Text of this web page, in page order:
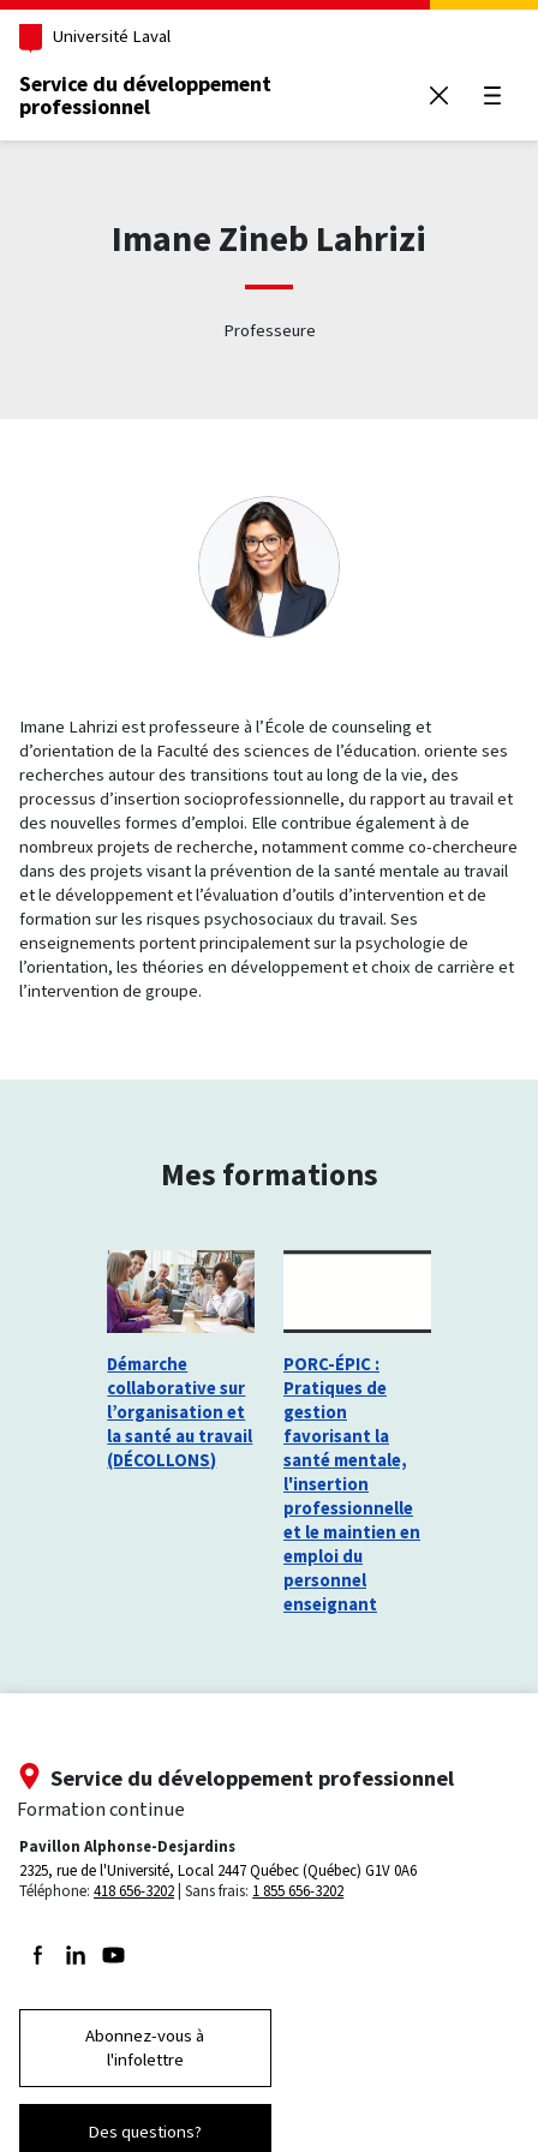
Aller au contenu principal
Université Laval
Service du développement
professionnel
Imane Zineb Lahrizi
Professeure
Imane Lahrizi est professeure à l’École de counseling et
d’orientation de la Faculté des sciences de l’éducation. oriente ses
recherches autour des transitions tout au long de la vie, des
processus d’insertion socioprofessionnelle, du rapport au travail et
des nouvelles formes d’emploi. Elle contribue également à de
nombreux projets de recherche, notamment comme co-chercheure
dans des projets visant la prévention de la santé mentale au travail
et le développement et l’évaluation d’outils d’intervention et de
formation sur les risques psychosociaux du travail. Ses
enseignements portent principalement sur la psychologie de
l’orientation, les théories en développement et choix de carrière et
l’intervention de groupe.
Mes formations
Démarche
collaborative sur
l’organisation et
la santé au travail
(DÉCOLLONS)
PORC-ÉPIC :
Pratiques de
gestion
favorisant la
santé mentale,
l'insertion
professionnelle
et le maintien en
emploi du
personnel
enseignant
Service du développement professionnel
Formation continue
Pavillon Alphonse-Desjardins
2325, rue de l'Université, Local 2447Québec (Québec) G1V 0A6
Téléphone: 418 656-3202 Sans frais: 1 855 656-3202
Suivez-nous sur Facebook
Suivez-nous sur LinkedIn
Suivez-nous sur Youtube
Abonnez-vous à
l'infolettre
Des questions?